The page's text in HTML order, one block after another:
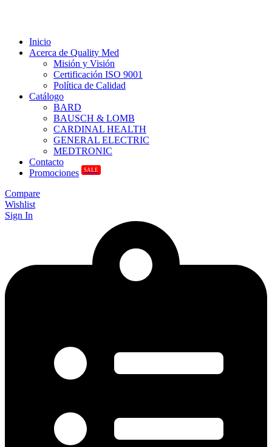
Inicio
Acerca de Quality Med
Misión y Visión
Certificación ISO 9001
Política de Calidad
Catálogo
BARD
BAUSCH & LOMB
CARDINAL HEALTH
GENERAL ELECTRIC
MEDTRONIC
Contacto
Promociones
SALE
Compare
Wishlist
Sign In